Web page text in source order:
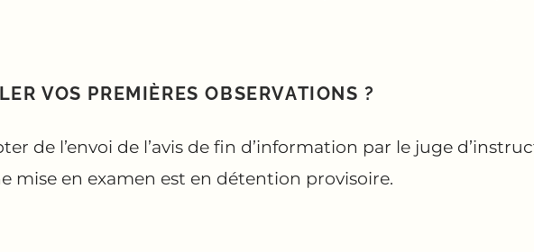
VOS PREMIÈRES OBSERVATIONS ?
de l’envoi de l’avis de fin d’information par le juge
mise en examen est en détention provisoire.